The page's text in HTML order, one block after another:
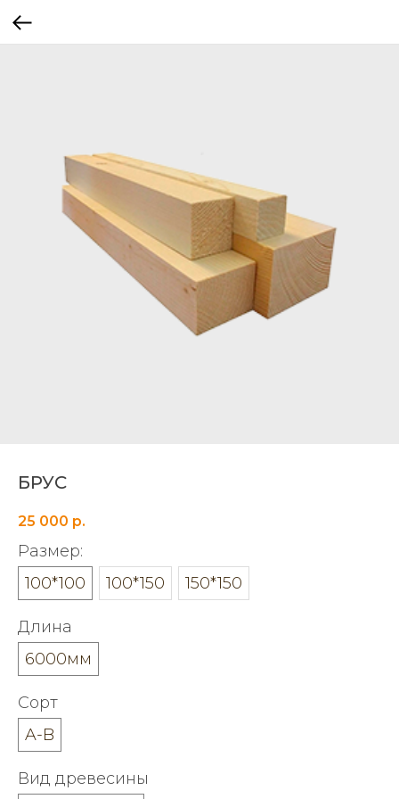
БРУС
25 000 р.
Размер:
100*100
100*150 150*150
Длина
6000мм
Сорт
A-B
Вид древесины